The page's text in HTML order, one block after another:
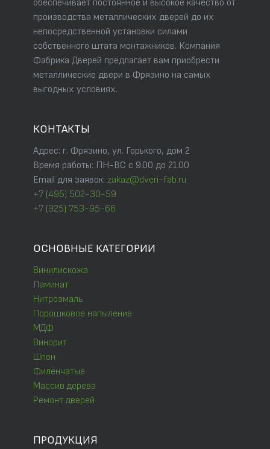
обеспечивает постоянное и высокое качество от
производства металлических дверей до их
непосредственной установки силами
собственного штата монтажников. Компания
Фабрика Дверей предлагает вам приобрести
металлические двери в Фрязино на самых
выгодных условиях.
КОНТАКТЫ
Адрес: г. Фрязино, ул. Горького, дом 2
Время работы: ПН-ВС с 9.00 до 21.00
Email для заявок: zakaz@dveri-fab.ru
+7 (495) 502-30-59
+7 (925) 753-95-66
ОСНОВНЫЕ КАТЕГОРИИ
Винилискожа
Ламинат
Нитроэмаль
Порошковое напыление
МДФ
Винорит
Шпон
Филёнчатые
Массив дерева
Ремонт дверей
ПРОДУКЦИЯ